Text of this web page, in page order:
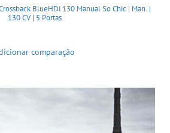
BlueHDi 130 Manual So Chic | Man. |
130 CV | 5 Portas
comparação